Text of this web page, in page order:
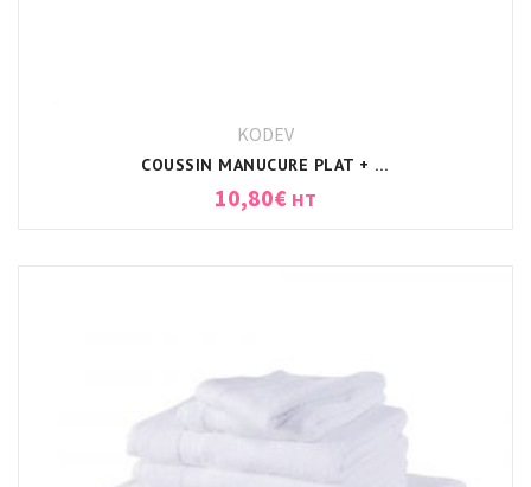
KODEV
COUSSIN MANUCURE PLAT + HOUSSE BLANC
10,80€ HT